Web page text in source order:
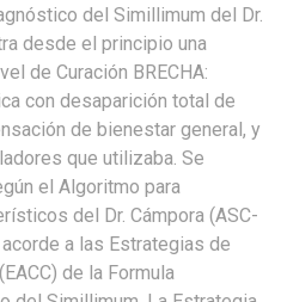
del Simillimum del Dr.
desde el principio una
de Curación BRECHA:
con desaparición total de
de bienestar general, y
que utilizaba. Se
el Algoritmo para
del Dr. Cámpora (ASC-
a las Estrategias de
de la Formula